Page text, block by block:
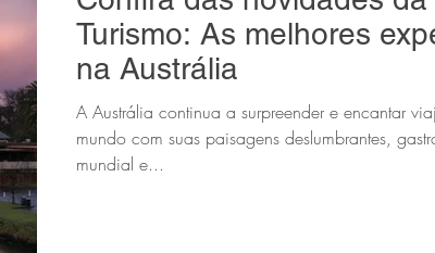
Turismo: As melhores
na Austrália
A Austrália continua a surpreender e encantar
mundo com suas paisagens deslumbrantes,
mundial e...